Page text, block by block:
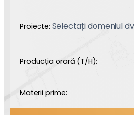
Proiecte:
Producția orară (T/H):
Materii prime: